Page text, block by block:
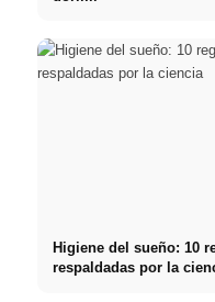
Higiene del sueño: 10
respaldadas por la